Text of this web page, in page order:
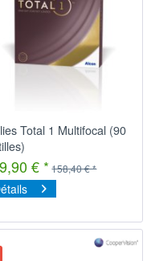
Total 1 Multifocal (90
€ * 158,40 € *